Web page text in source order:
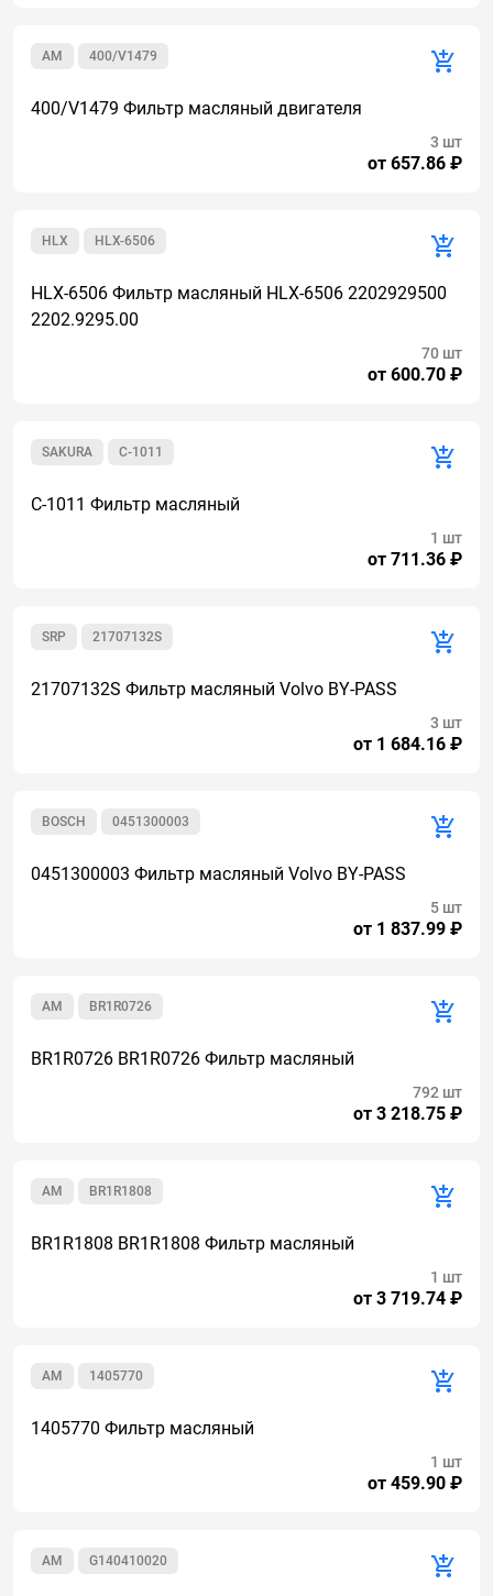
400/V1479
AM
400/V1479 Фильтр масляный двигателя
от 657.86 ₽
3 шт
HLX-6506
HLX
HLX-6506 Фильтр масляный HLX-6506 2202929500
2202.9295.00
от 600.70 ₽
70 шт
C-1011
SAKURA
C-1011 Фильтр масляный
от 711.36 ₽
1 шт
21707132S
SRP
21707132S Фильтр масляный Volvo BY-PASS
от 1 684.16 ₽
3 шт
0451300003
BOSCH
0451300003 Фильтр масляный Volvo BY-PASS
от 1 837.99 ₽
5 шт
BR1R0726
AM
BR1R0726 BR1R0726 Фильтр масляный
от 3 218.75 ₽
792 шт
BR1R1808
AM
BR1R1808 BR1R1808 Фильтр масляный
от 3 719.74 ₽
1 шт
1405770
AM
1405770 Фильтр масляный
от 459.90 ₽
1 шт
G140410020
AM